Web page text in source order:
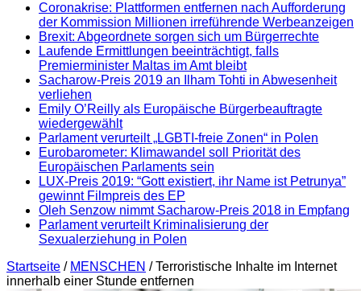
Coronakrise: Plattformen entfernen nach Aufforderung
der Kommission Millionen irreführende Werbeanzeigen
Brexit: Abgeordnete sorgen sich um Bürgerrechte
Laufende Ermittlungen beeinträchtigt, falls
Premierminister Maltas im Amt bleibt
Sacharow-Preis 2019 an Ilham Tohti in Abwesenheit
verliehen
Emily O’Reilly als Europäische Bürgerbeauftragte
wiedergewählt
Parlament verurteilt „LGBTI-freie Zonen“ in Polen
Eurobarometer: Klimawandel soll Priorität des
Europäischen Parlaments sein
LUX-Preis 2019: “Gott existiert, ihr Name ist Petrunya”
gewinnt Filmpreis des EP
Oleh Senzow nimmt Sacharow-Preis 2018 in Empfang
Parlament verurteilt Kriminalisierung der
Sexualerziehung in Polen
Startseite / MENSCHEN / Terroristische Inhalte im Internet
innerhalb einer Stunde entfernen